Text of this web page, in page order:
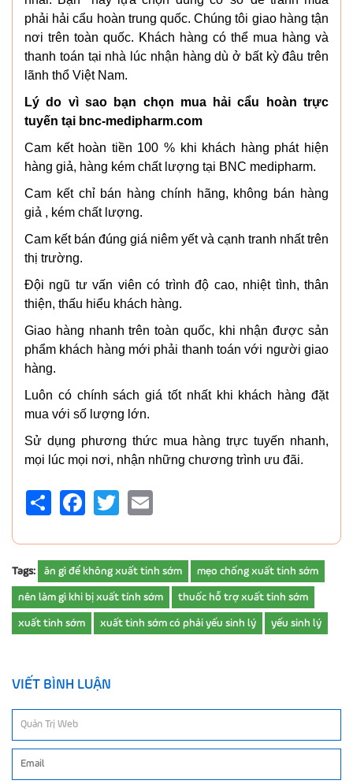
phải hải cẩu hoàn trung quốc. Chúng tôi giao hàng tận
nơi trên toàn quốc. Khách hàng có thể mua hàng và
thanh toán tại nhà lúc nhận hàng dù ở bất kỳ đâu trên
lãnh thổ Việt Nam.
Lý do vì sao bạn chọn mua hải cẩu hoàn trực
tuyến tại bnc-medipharm.com
Cam kết hoàn tiền 100 % khi khách hàng phát hiện
hàng giả, hàng kém chất lượng tại BNC medipharm.
Cam kết chỉ bán hàng chính hãng, không bán hàng
giả , kém chất lượng.
Cam kết bán đúng giá niêm yết và cạnh tranh nhất trên
thị trường.
Đội ngũ tư vấn viên có trình độ cao, nhiệt tình, thân
thiện, thấu hiểu khách hàng.
Giao hàng nhanh trên toàn quốc, khi nhận được sản
phẩm khách hàng mới phải thanh toán với người giao
hàng.
Luôn có chính sách giá tốt nhất khi khách hàng đặt
mua với số lượng lớn.
Sử dụng phương thức mua hàng trực tuyến nhanh,
mọi lúc mọi nơi, nhận những chương trình ưu đãi.
Share FacebookTwitter
Tags: ăn gì để không xuất tinh sớm mẹo chống xuất tinh sớm
nên làm gì khi bị xuất tính sớm thuốc hỗ trợ xuất tinh sớm
xuất tinh sớm xuất tinh sớm có phải yếu sinh lý yếu sinh lý
VIẾT BÌNH LUẬN